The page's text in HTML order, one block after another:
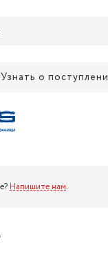
Узнать о
Напишите нам.